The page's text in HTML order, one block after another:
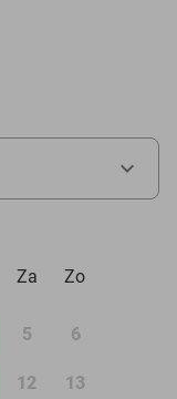
Za Zo
5 6
12 13